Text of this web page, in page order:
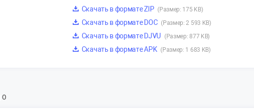
Скачать в формате ZIP (Размер: 175 KB)
Скачать в формате DOC (Размер: 2 593 KB)
Скачать в формате DJVU (Размер: 877 KB)
Скачать в формате APK (Размер: 1 683 KB)
0